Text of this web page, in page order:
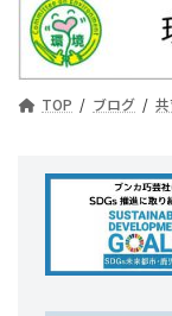
TOP ブログ